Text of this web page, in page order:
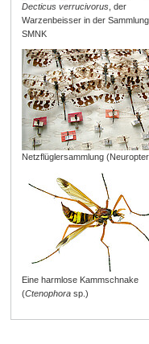
Decticus verrucivorus, der
Warzenbeisser in der
SMNK
Netzflüglersammlung
Eine harmlose Kammschnake
(Ctenophorasp.)